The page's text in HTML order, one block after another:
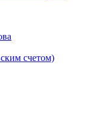
счетом)